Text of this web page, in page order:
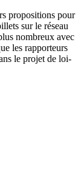
propositions pour
sur le réseau
nombreux avec
les rapporteurs
le projet de loi-